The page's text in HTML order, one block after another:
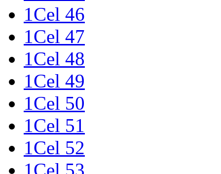
1Cel 46
1Cel 47
1Cel 48
1Cel 49
1Cel 50
1Cel 51
1Cel 52
1Cel 53